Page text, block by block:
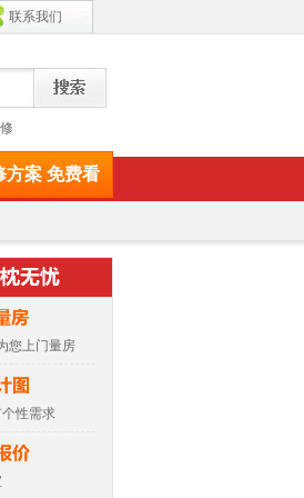
联系我们
方案 免费看
您上门量房
性需求